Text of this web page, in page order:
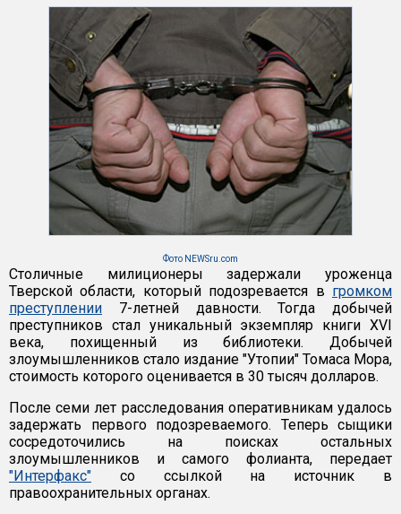
Фото NEWSru.com
Столичные милиционеры задержали уроженца
Тверской области, который подозревается в громком
преступлении 7-летней давности. Тогда добычей
преступников стал уникальный экземпляр книги XVI
века, похищенный из библиотеки. Добычей
злоумышленников стало издание "Утопии" Томаса Мора,
стоимость которого оценивается в 30 тысяч долларов.
После семи лет расследования оперативникам удалось
задержать первого подозреваемого. Теперь сыщики
сосредоточились на поисках остальных
злоумышленников и самого фолианта, передает
"Интерфакс" со ссылкой на источник в
правоохранительных органах.